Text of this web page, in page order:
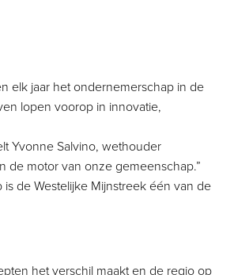
elk jaar het ondernemerschap in de
lopen voorop in innovatie,
Yvonne Salvino, wethouder
de motor van onze gemeenschap.”
de Westelijke Mijnstreek één van de
het verschil maakt en de regio op